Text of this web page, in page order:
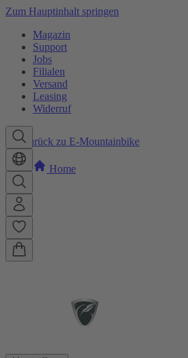
Zum Hauptinhalt springen
Magazin
Support
Jobs
Filialen
Versand
Leasing
Widerruf
Zurück zu E-Mountainbike
Home